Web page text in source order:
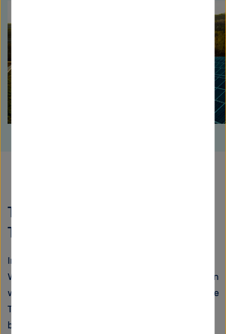
Technologiesprung mit
Tandem-Solarzellen
Im Labor erreichen Tandem-Solarzellen
Wirkungsgrade, die die gängigen Silizium-Zellen
weit übertreffen. Helmholtz-Forscher wollen die
Technologie nun rasch in die Anwendung
bringen.